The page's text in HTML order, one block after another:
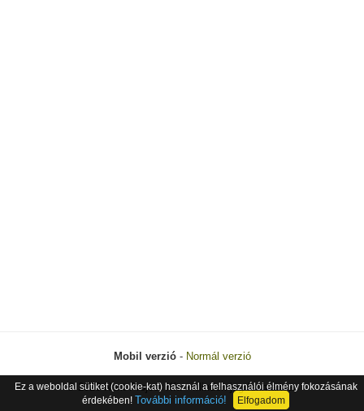
Mobil verzió- Normál verzió
© 2026 Next Project Kft. - Minden jog fenntartva.
Ez a weboldal sütiket (cookie-kat) használ a felhasználói élmény fokozásának
érdekében! További információ! Elfogadom